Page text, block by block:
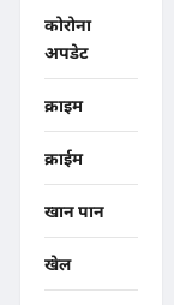
कोरोना
अपडेट
क्राइम
क्राईम
खान पान
खेल